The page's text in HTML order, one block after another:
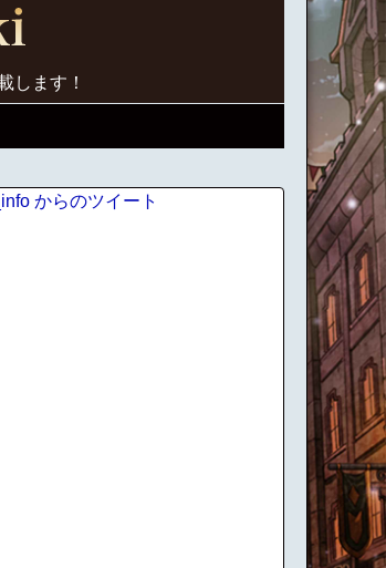
します！
からのツイート